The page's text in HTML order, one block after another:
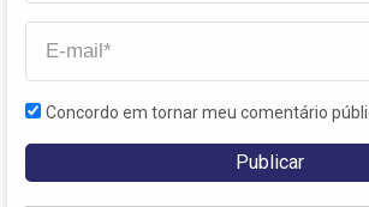
Concordo em tornar meu comentário